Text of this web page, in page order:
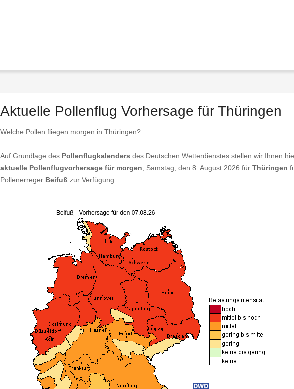
Aktuelle Pollenflug Vorhersage für Thüringen
Welche Pollen fliegen morgen in Thüringen?
Auf Grundlage des Pollenflugkalenders des Deutschen Wetterdienstes stellen wir Ihnen
aktuelle Pollenflugvorhersage für morgen , Samstag, den 8. August 2026 für Thüringen
Pollenerreger Beifuß zur Verfügung.